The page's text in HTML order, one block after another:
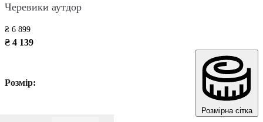
Черевики аутдор
₴ 6 899
₴ 4 139
Розмір:
Розмірна сітка